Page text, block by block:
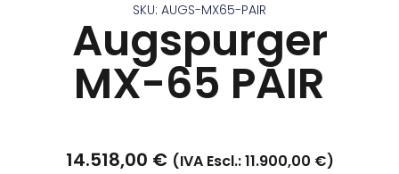
SKU: AUGS-MX65-PAIR
Augspurger
MX-65 PAIR
14.518,00 € (IVA Escl.:11.900,00 €)